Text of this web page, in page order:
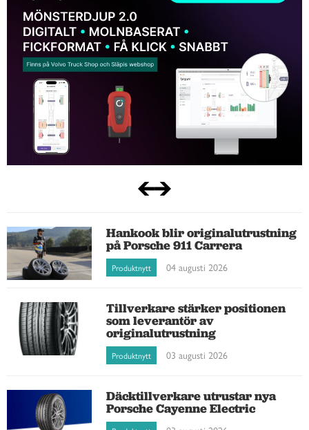
Hankook blir originalutrustning
på Porsche 911 Carrera
Produktnytt 04 augusti 2026
Tillverkare stärker positionen
som leverantör av
originalutrustning
Produktnytt 03 augusti 2026
Däcktillverkare utrustar nya
Porsche Cayenne Electric